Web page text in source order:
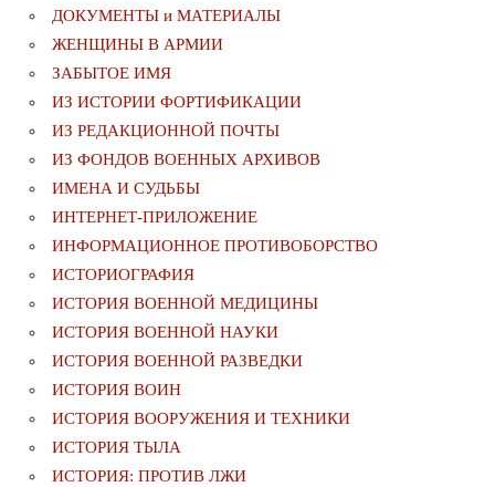
ДОКУМЕНТЫ и МАТЕРИАЛЫ
ЖЕНЩИНЫ В АРМИИ
ЗАБЫТОЕ ИМЯ
ИЗ ИСТОРИИ ФОРТИФИКАЦИИ
ИЗ РЕДАКЦИОННОЙ ПОЧТЫ
ИЗ ФОНДОВ ВОЕННЫХ АРХИВОВ
ИМЕНА И СУДЬБЫ
ИНТЕРНЕТ-ПРИЛОЖЕНИЕ
ИНФОРМАЦИОННОЕ ПРОТИВОБОРСТВО
ИСТОРИОГРАФИЯ
ИСТОРИЯ ВОЕННОЙ МЕДИЦИНЫ
ИСТОРИЯ ВОЕННОЙ НАУКИ
ИСТОРИЯ ВОЕННОЙ РАЗВЕДКИ
ИСТОРИЯ ВОИН
ИСТОРИЯ ВООРУЖЕНИЯ И ТЕХНИКИ
ИСТОРИЯ ТЫЛА
ИСТОРИЯ: ПРОТИВ ЛЖИ